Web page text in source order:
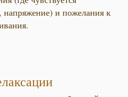
напряжение) и пожелания к